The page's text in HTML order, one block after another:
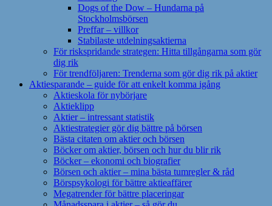
Dogs of the Dow – Hundarna på
Stockholmsbörsen
Preffar – villkor
Stabilaste utdelningsaktierna
För riskspridande strategen: Hitta tillgångarna som gör
dig rik
För trendföljaren: Trenderna som gör dig rik på aktier
Aktiesparande – guide för att enkelt komma igång
Aktieskola för nybörjare
Aktieklipp
Aktier – intressant statistik
Aktiestrategier gör dig bättre på börsen
Bästa citaten om aktier och börsen
Böcker om aktier, börsen och hur du blir rik
Böcker – ekonomi och biografier
Börsen och aktier – mina bästa tumregler & råd
Börspsykologi för bättre aktieaffärer
Megatrender för bättre placeringar